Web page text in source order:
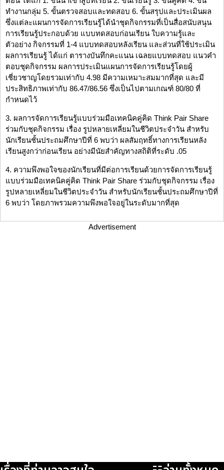
ทำงานกลุ่ม 5. ขั้นตรวจสอบและทดสอบ 6. ขั้นสรุปและประเมินผล
ซึ่งแต่ละแผนการจัดการเรียนรู้ได้นำชุดกิจกรรมที่เป็นสื่อสนับสนุน
การเรียนรู้ประกอบด้วย แบบทดสอบก่อนเรียน ใบความรู้และ
ตัวอย่าง กิจกรรมที่ 1-4 แบบทดสอบหลังเรียน และส่วนที่ใช้ประเมิน
ผลการเรียนรู้ ได้แก่ ตารางบันทึกคะแนน เฉลยแบบทดสอบ แนวคำ
ตอบชุดกิจกรรม ผลการประเมินแผนการจัดการเรียนรู้โดยผู้
เชี่ยวชาญโดยรวมเท่ากับ 4.98 มีความเหมาะสมมากที่สุด และมี
ประสิทธิภาพเท่ากับ 86.47/86.56 ซึ่งเป็นไปตามเกณฑ์ 80/80 ที่
กำหนดไว้
3. ผลการจัดการเรียนรู้แบบร่วมมือเทคนิคคู่คิด Think Pair Share
ร่วมกับชุดกิจกรรม เรื่อง รูปหลายเหลี่ยมในชีวิตประจำวัน สำหรับ
นักเรียนชั้นประถมศึกษาปีที่ 6 พบว่า ผลสัมฤทธิ์ทางการเรียนหลัง
เรียนสูงกว่าก่อนเรียน อย่างมีนัยสำคัญทางสถิติที่ระดับ .05
4. ความพึงพอใจของนักเรียนที่มีต่อการเรียนด้วยการจัดการเรียนรู้
แบบร่วมมือเทคนิคคู่คิด Think Pair Share ร่วมกับชุดกิจกรรม เรื่อง
รูปหลายเหลี่ยมในชีวิตประจำวัน สำหรับนักเรียนชั้นประถมศึกษาปีที่
6 พบว่า โดยภาพรวมความพึงพอใจอยู่ในระดับมากที่สุด
Advertisement